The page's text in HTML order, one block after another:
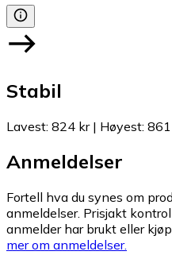
Stabil
Lavest: 824 kr| Høyest:
Anmeldelser
Fortell hva du synes om
anmeldelser. Prisjakt
anmelder har brukt eller
mer om anmeldelser.